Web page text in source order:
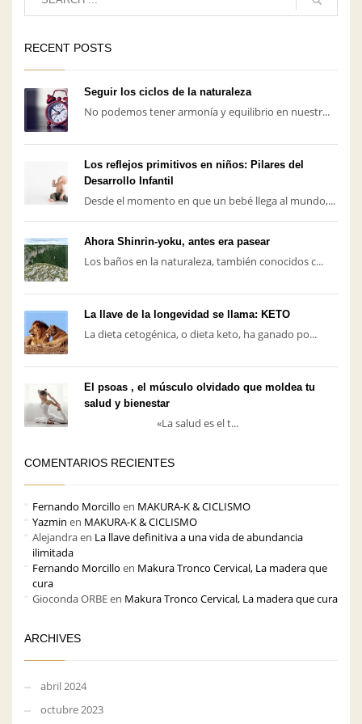
RECENT POSTS
Seguir los ciclos de la naturaleza
No podemos tener armonía y equilibrio en nuestr...
Los reflejos primitivos en niños: Pilares del
Desarrollo Infantil
Desde el momento en que un bebé llega al mundo,...
Ahora Shinrin-yoku, antes era pasear
Los baños en la naturaleza, también conocidos c...
La llave de la longevidad se llama: KETO
La dieta cetogénica, o dieta keto, ha ganado po...
El psoas , el músculo olvidado que moldea tu
salud y bienestar
«La salud es el t...
COMENTARIOS RECIENTES
Fernando Morcillo en MAKURA-K & CICLISMO
Yazmin en MAKURA-K & CICLISMO
Alejandraen La llave definitiva a una vida de abundancia
ilimitada
Fernando Morcillo en Makura Tronco Cervical, La madera que
cura
Gioconda ORBEen Makura Tronco Cervical, La madera que cura
ARCHIVES
abril 2024
octubre 2023